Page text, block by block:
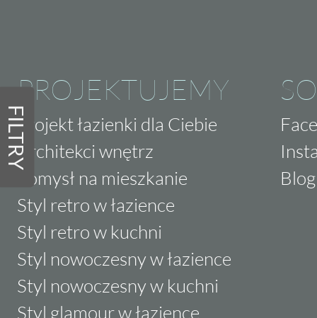
FILTRY
PROJEKTUJEMY
Projekt łazienki dla Ciebie
Architekci wnętrz
Pomysł na mieszkanie
Styl retro w łazience
Styl retro w kuchni
Styl nowoczesny w łazience
Styl nowoczesny w kuchni
Styl glamour w łazience
Blog